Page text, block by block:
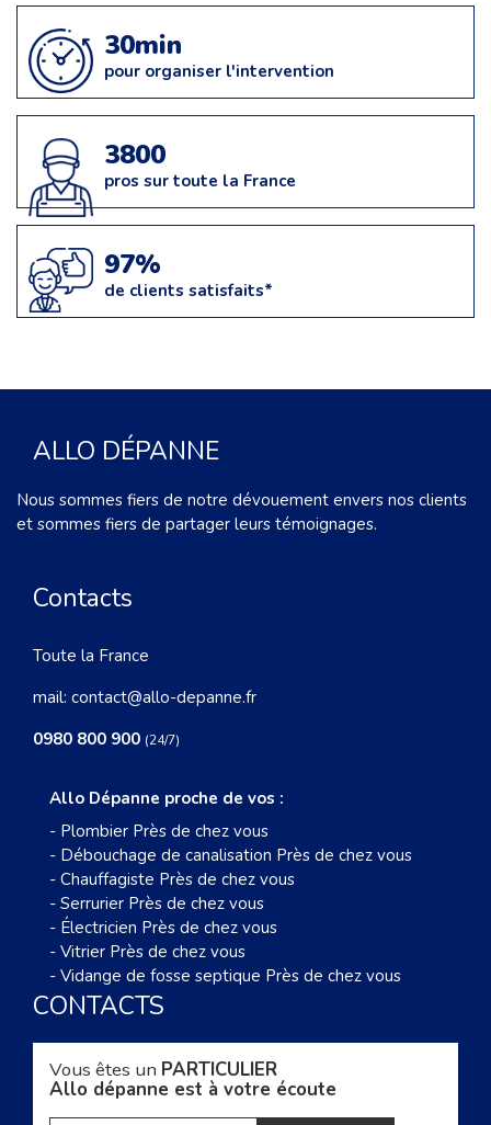
30min
pour organiser l'intervention
3800
pros sur toute la France
97%
de clients satisfaits*
ALLO DÉPANNE
Nous sommes fiers de notre dévouement envers nos clients
et sommes fiers de partager leurs témoignages.
Contacts
Toute la France
mail: contact@allo-depanne.fr
0980 800 900 (24/7)
Allo Dépanne proche de vos :
- Plombier Près de chez vous
- Débouchage de canalisation Près de chez vous
- Chauffagiste Près de chez vous
- Serrurier Près de chez vous
- Électricien Près de chez vous
- Vitrier Près de chez vous
- Vidange de fosse septique Près de chez vous
CONTACTS
Vous êtes un PARTICULIER
Allo dépanne est à votre écoute